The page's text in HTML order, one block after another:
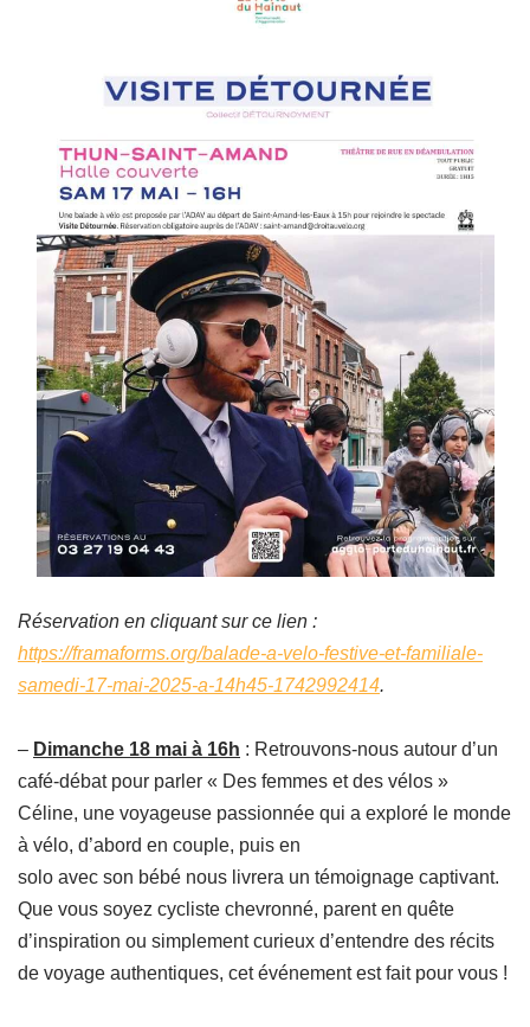
Réservation en cliquant sur ce lien :
https://framaforms.org/balade-a-velo-festive-et-familiale-
samedi-17-mai-2025-a-14h45-1742992414.
– Dimanche 18 mai à 16h : Retrouvons-nous autour d’un
café-débat pour parler « Des femmes et des vélos »
Céline, une voyageuse passionnée qui a exploré le monde
à vélo, d’abord en couple, puis en
solo avec son bébé nous livrera un témoignage captivant.
Que vous soyez cycliste chevronné, parent en quête
d’inspiration ou simplement curieux d’entendre des récits
de voyage authentiques, cet événement est fait pour vous !